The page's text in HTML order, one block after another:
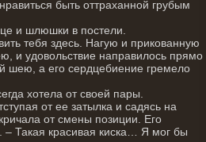
быть оттраханной грубым
и шлюшки в постели.
тебя здесь. Нагую и прикованную
и удовольствие направилось прямо
шею, а его сердцебиение гремело
хотела от своей пары.
от ее затылка и садясь на
от смены позиции. Его
– Такая красивая киска… Я мог бы